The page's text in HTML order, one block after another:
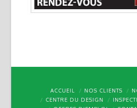
ACCUEIL NOS CLIENTS
CENTRE DU DESIGN